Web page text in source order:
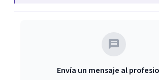
Envía un mensaje al